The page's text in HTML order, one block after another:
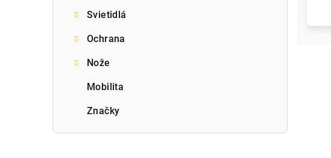
Svietidlá
Ochrana
Nože
Mobilita
Značky